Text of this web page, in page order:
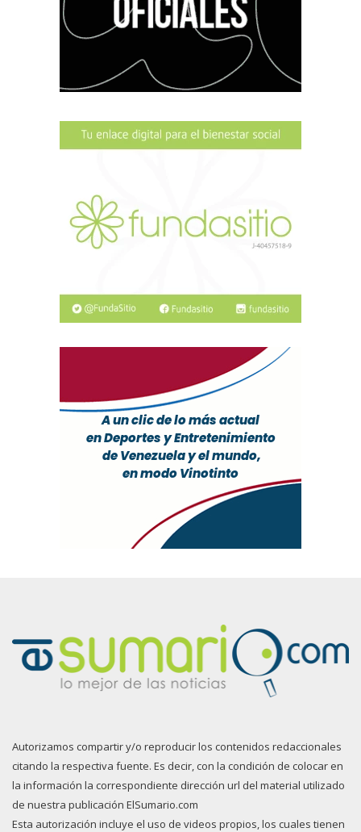
Autorizamos compartir y/o reproducir los contenidos redaccionales
citando la respectiva fuente. Es decir, con la condición de colocar en
la información la correspondiente dirección url del material utilizado
de nuestra publicación ElSumario.com
Esta autorización incluye el uso de videos propios, los cuales tienen